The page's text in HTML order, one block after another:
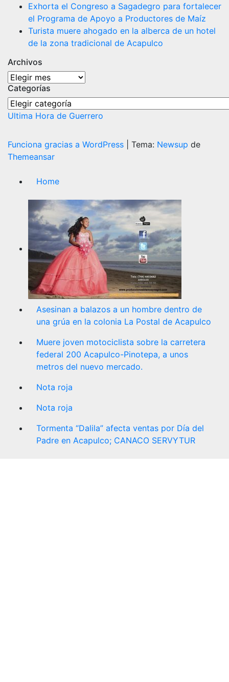
Exhorta el Congreso a Sagadegro para fortalecer
el Programa de Apoyo a Productores de Maíz
Turista muere ahogado en la alberca de un hotel
de la zona tradicional de Acapulco
Archivos
Archivos
Categorías
Categorías
Ultima Hora de Guerrero
Funciona gracias a WordPress Tema: Newsup de
Themeansar
Home
Asesinan a balazos a un hombre dentro de
una grúa en la colonia La Postal de Acapulco
Muere joven motociclista sobre la carretera
federal 200 Acapulco-Pinotepa, a unos
metros del nuevo mercado.
Nota roja
Nota roja
Tormenta “Dalila” afecta ventas por Día del
Padre en Acapulco; CANACO SERVYTUR